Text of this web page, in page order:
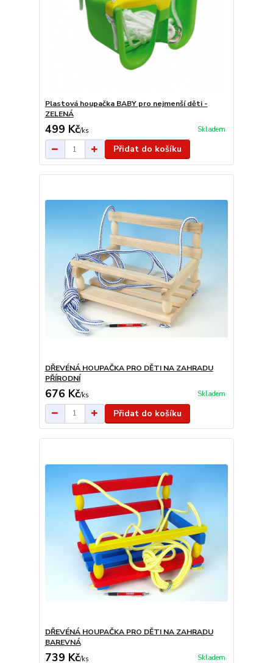
Plastová houpačka BABY pro nejmenší děti -
ZELENÁ
499 Kč/ks Skladem
Přidat do košíku
DŘEVÉNÁ HOUPAČKA PRO DĚTI NA ZAHRADU
PŘÍRODNÍ
676 Kč/ks Skladem
Přidat do košíku
DŘEVÉNÁ HOUPAČKA PRO DĚTI NA ZAHRADU
BAREVNÁ
739 Kč/ks Skladem